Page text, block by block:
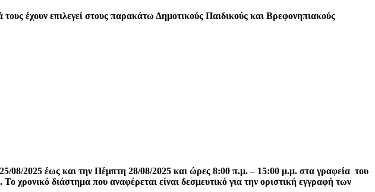
έχουν επιλεγεί στους παρακάτω Δημοτικούς Παιδικούς και Βρεφονηπιακούς
08/2025 έως και την Πέμπτη 28/08/2025 και ώρες 8:00 π.μ. – 15:00 μ.μ. στα γραφεία του
διάστημα που αναφέρεται είναι δεσμευτικό για την οριστική εγγραφή των